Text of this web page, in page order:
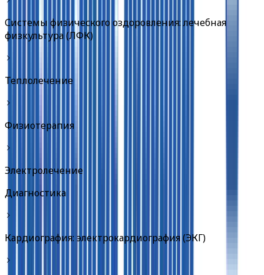
Системы физического оздоровления: лечебная
физкультура (ЛФК)
Теплолечение
Физиотерапия
Электролечение
Диагностика
Кардиография: электрокардиография (ЭКГ)